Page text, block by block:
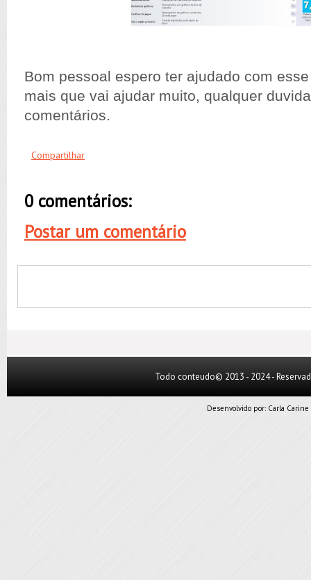
Bom pessoal espero ter ajudado com
mais que vai ajudar muito, qualquer
comentários.
Compartilhar
0 comentários:
Postar um comentário
Todo conteudo© 2013 - 2024 -
Desenvolvido por: Carla Carine